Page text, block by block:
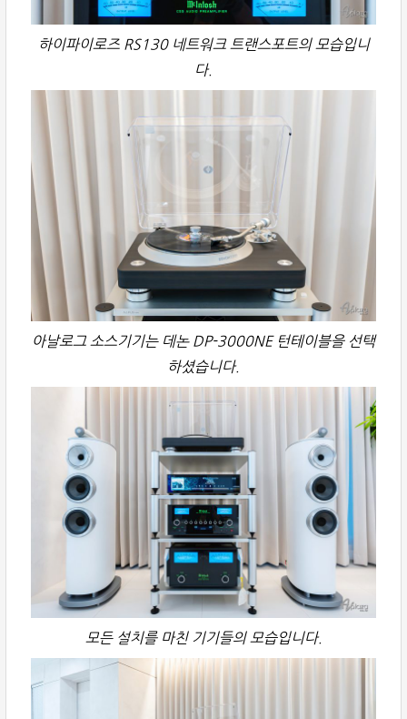
하이파이로즈 RS130 네트워크 트랜스포트의 모습입니
다.
아날로그 소스기기는 데논 DP-3000NE 턴테이블을 선택
하셨습니다.
모든 설치를 마친 기기들의 모습입니다.